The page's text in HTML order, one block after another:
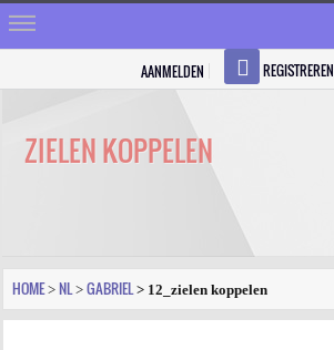
VRAGEN
AANMELDEN REGISTREREN
ZIELEN KOPPELEN
HOME > NL > GABRIEL> 12_zielen koppelen